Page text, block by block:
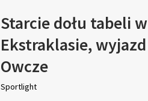
Starcie dołu tabeli
Ekstraklasie,
Owcze
Sportlight